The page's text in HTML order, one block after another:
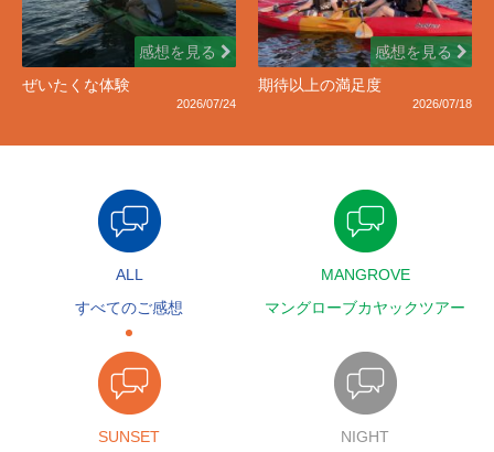
感想を見る
ぜいたくな体験
2026/07/24
感想を見る
期待以上の満足度
2026/07/18
ALL
すべてのご感想
MANGROVE
マングローブカヤックツアー
SUNSET
NIGHT